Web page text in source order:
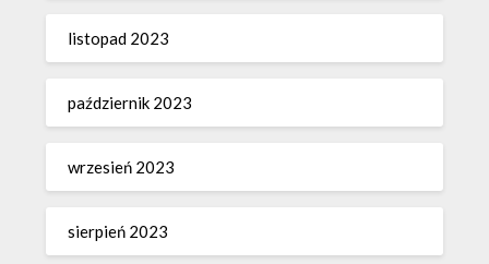
listopad 2023
październik 2023
wrzesień 2023
sierpień 2023